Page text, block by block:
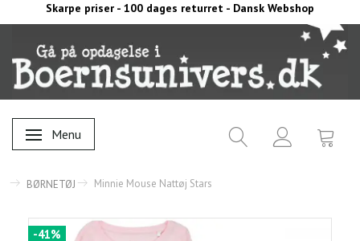
Skarpe priser - 100 dages returret - Dansk Webshop
Skifte navigation
Menu
BØRNETØJ Minnie Mouse Nattøj Stars
-41%